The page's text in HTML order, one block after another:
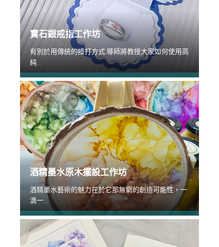
寶石銀戒指工作坊
有別於用傳統的捶打方式,導師將教授大家如何使用高
純...
酒精墨水原木擺設工作坊
酒精墨水藝術的魅力在於它那無窮的創造可能性，一
滴一...